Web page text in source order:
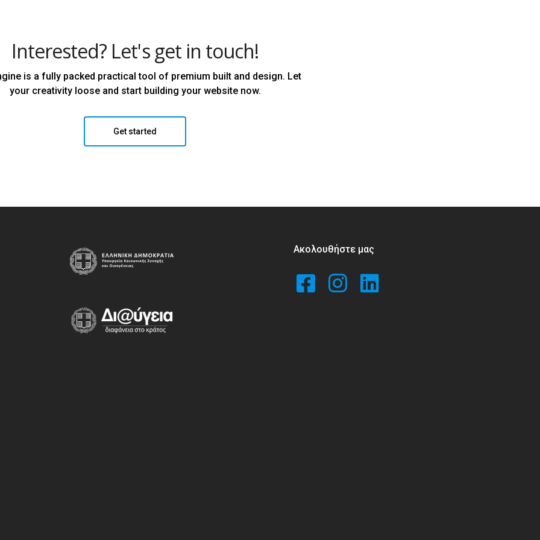
Interested? Let's get in touch!
is a fully packed practical tool of premium built and design. Let
your creativity loose and start building your website now.
Get started
Ακολουθήστε μας